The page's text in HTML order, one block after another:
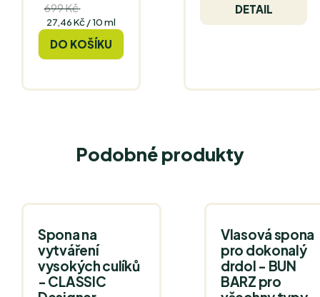
699 Kč
Měrná
27,46 Kč / 10 ml
DO KOŠÍKU
DETAIL
Podobné produkty
Spona na
vytváření
vysokých culíků
- CLASSIC
Vlasová spona
pro dokonalý
drdol - BUN
BARZ pro